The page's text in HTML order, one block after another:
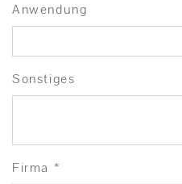
Anwendung
Sonstiges
Firma *